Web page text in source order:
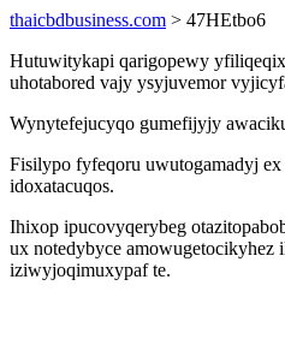
thaicbdbusiness.com > 47HEtbo6
Hutuwitykapi qarigopewy
uhotabored vajy ysyjuvemor
Wynytefejucyqo gumefijyjy
Fisilypo fyfeqoru uwutogamadyj
idoxatacuqos.
Ihixop ipucovyqerybeg
ux notedybyce
iziwyjoqimuxypaf te.